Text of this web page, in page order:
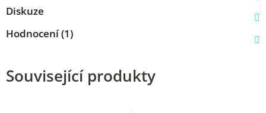
Diskuze
Hodnocení (1)
Související produkty